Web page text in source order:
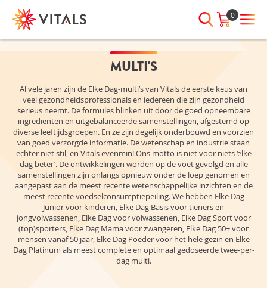
0
We staan elke dag voor je klaar!
ndien we je ergens mee kunnen
helpen, neem dan contact met
ons op:
075-6476050
E-mailadres
Wachtwoord
Wachtwoord
vergeten?
Toon
wachtwoord
Blijf ingelogd
MULTI'S
Al vele jaren zijn de Elke Dag-multi’s van Vitals de eerste keus van
veel gezondheidsprofessionals en iedereen die zijn gezondheid
serieus neemt. De formules blinken uit door de goed opneembare
ingrediënten en uitgebalanceerde samenstellingen, afgestemd op
diverse leeftijdsgroepen. En ze zijn degelijk onderbouwd en voorzien
van goed verzorgde informatie. De wetenschap en industrie staan
echter niet stil, en Vitals evenmin! Ons motto is niet voor niets ‘elke
dag beter’. De ontwikkelingen worden op de voet gevolgd en alle
samenstellingen zijn onlangs opnieuw onder de loep genomen en
aangepast aan de meest recente wetenschappelijke inzichten en de
meest recente voedselconsumptiepeiling. We hebben Elke Dag
Junior voor kinderen, Elke Dag Basis voor tieners en
jongvolwassenen, Elke Dag voor volwassenen, Elke Dag Sport voor
(top)sporters, Elke Dag Mama voor zwangeren, Elke Dag 50+ voor
mensen vanaf 50 jaar, Elke Dag Poeder voor het hele gezin en Elke
Dag Platinum als meest complete en optimaal gedoseerde twee-per-
dag multi.